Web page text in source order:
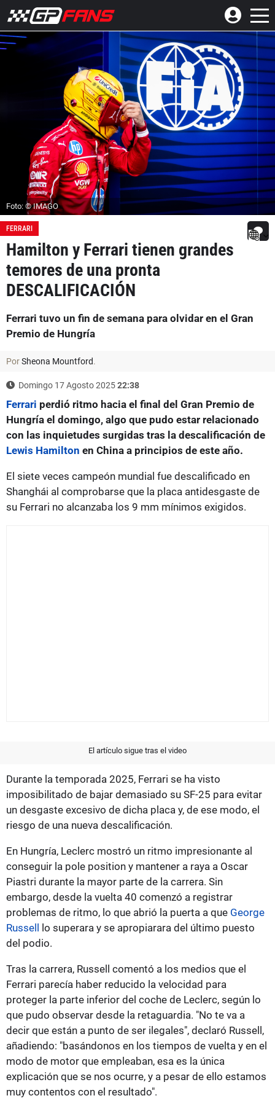
Foto: © IMAGO
FERRARI
Hamilton y Ferrari tienen grandes
temores de una pronta
DESCALIFICACIÓN
Ferrari tuvo un fin de semana para olvidar en el Gran
Premio de Hungría
PorSheona Mountford.
Domingo 17 Agosto 202522:38
Ferrari perdió ritmo hacia el final del Gran Premio de
Hungría el domingo, algo que pudo estar relacionado
con las inquietudes surgidas tras la descalificación de
Lewis Hamilton en China a principios de este año.
El siete veces campeón mundial fue descalificado en
Shanghái al comprobarse que la placa antidesgaste de
su Ferrari no alcanzaba los 9 mm mínimos exigidos.
El artículo sigue tras el video
Durante la temporada 2025, Ferrari se ha visto
imposibilitado de bajar demasiado su SF-25 para evitar
un desgaste excesivo de dicha placa y, de ese modo, el
riesgo de una nueva descalificación.
En Hungría, Leclerc mostró un ritmo impresionante al
conseguir la pole position y mantener a raya a Oscar
Piastri durante la mayor parte de la carrera. Sin
embargo, desde la vuelta 40 comenzó a registrar
problemas de ritmo, lo que abrió la puerta a que George
Russell lo superara y se apropiarara del último puesto
del podio.
Tras la carrera, Russell comentó a los medios que el
Ferrari parecía haber reducido la velocidad para
proteger la parte inferior del coche de Leclerc, según lo
que pudo observar desde la retaguardia. "No te va a
decir que están a punto de ser ilegales", declaró Russell,
añadiendo: "basándonos en los tiempos de vuelta y en el
modo de motor que empleaban, esa es la única
explicación que se nos ocurre, y a pesar de ello estamos
muy contentos con el resultado".